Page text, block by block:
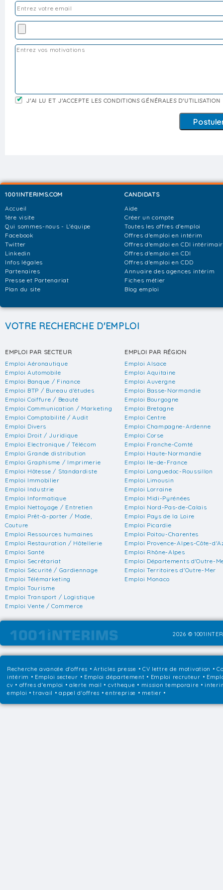
J'AI LU ET J'ACCEPTE LES CONDITIONS GÉNÉRALES D'UTILISATION
1001INTERIMS.COM
Accueil
1ère visite
Qui sommes-nous - L'équipe
Facebook
Twitter
Linkedin
Infos légales
Partenaires
Presse et Partenariat
Plan du site
CANDIDATS
Aide
Créer un compte
Toutes les offres d'emploi
Offres d'emploi en intérim
Offres d'emploi en CDI
Offres d'emploi en CDI
Offres d'emploi en CDD
Annuaire des agences intérim
Fiches métier
Blog emploi
VOTRE RECHERCHE D'EMPLOI
EMPLOI PAR SECTEUR
Emploi Aéronautique
Emploi Automobile
Emploi Banque / Finance
Emploi BTP / Bureau d'études
Emploi Coiffure / Beauté
Emploi Communication / Marketing
Emploi Comptabilité / Audit
Emploi Divers
Emploi Droit / Juridique
Emploi Electronique / Télécom
Emploi Grande distribution
Emploi Graphisme / Imprimerie
Emploi Hôtesse / Standardiste
Emploi Immobilier
Emploi Industrie
Emploi Informatique
Emploi Nettoyage / Entretien
Emploi Prêt-à-porter / Mode,
Couture
Emploi Ressources humaines
Emploi Restauration / Hôtellerie
Emploi Santé
Emploi Secrétariat
Emploi Sécurité / Gardiennage
Emploi Télémarketing
Emploi Tourisme
Emploi Transport / Logistique
Emploi Vente / Commerce
EMPLOI PAR RÉGION
Emploi Alsace
Emploi Aquitaine
Emploi Auvergne
Emploi Basse-Normandie
Emploi Bourgogne
Emploi Bretagne
Emploi Centre
Emploi Champagne-Ardenne
Emploi Corse
Emploi Franche-Comté
Emploi Haute-Normandie
Emploi Ile-de-France
Emploi Languedoc-Roussillon
Emploi Limousin
Emploi Lorraine
Emploi Midi-Pyrénées
Emploi Nord-Pas-de-Calais
Emploi Pays de la Loire
Emploi Picardie
Emploi Poitou-Charentes
Emploi Provence-Alpes-Côte-
Emploi Rhône-Alpes
Emploi Départements d'Outre-
Emploi Territoires d'Outre-Mer
Emploi Monaco
2026 ©
Recherche avancée d'offres •Articles presse • CV lettre de motivation •
intérim • Emploi secteur • Emploi département • Emploi recruteur •
cv • offres d'emploi • alerte mail • cvtheque • mission temporaire •
emploi • travail • appel d'offres • entreprise • metier •